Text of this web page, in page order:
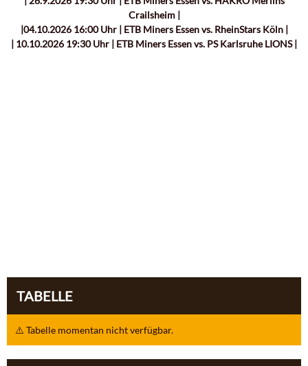
Crailsheim |
|04.10.2026 16:00 Uhr | ETB Miners Essen vs. RheinStars Köln |
| 10.10.2026 19:30 Uhr | ETB Miners Essen vs. PS Karlsruhe LIONS |
TABELLE
⚠️ Tabelle momentan nicht verfügbar.